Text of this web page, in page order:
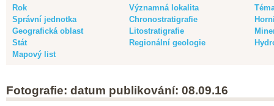
Rok Významná lokalita
Správní jednotka
Chronostratigrafie
Geografická oblast
Litostratigrafie
Stát
Regionální geologie
Mapový list
Fotografie: datum publikování: 08.09.16